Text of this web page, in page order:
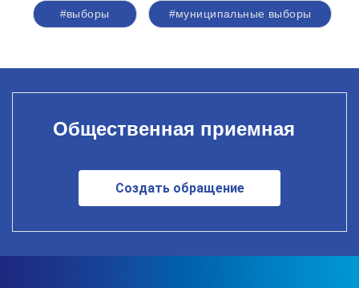
#выборы #муниципальные выборы
Общественная приемная
Создать обращение